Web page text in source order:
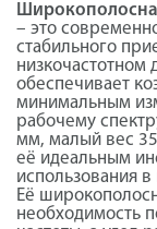
– это
стабильного
низкочастотном
обеспечивает
минимальным
рабочему
мм, малый вес
её идеальным
использования
Её
необходимость